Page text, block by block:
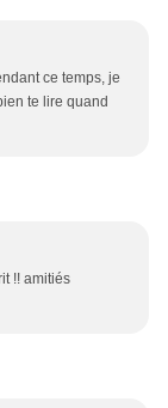
ce temps, je
te lire quand
!! amitiés